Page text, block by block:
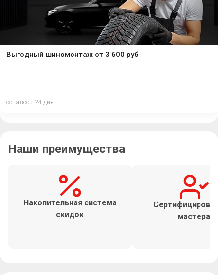
Выгодный шиномонтаж от 3 600 руб
осталось 24 дня
Наши преимущества
Накопительная система
скидок
мастера